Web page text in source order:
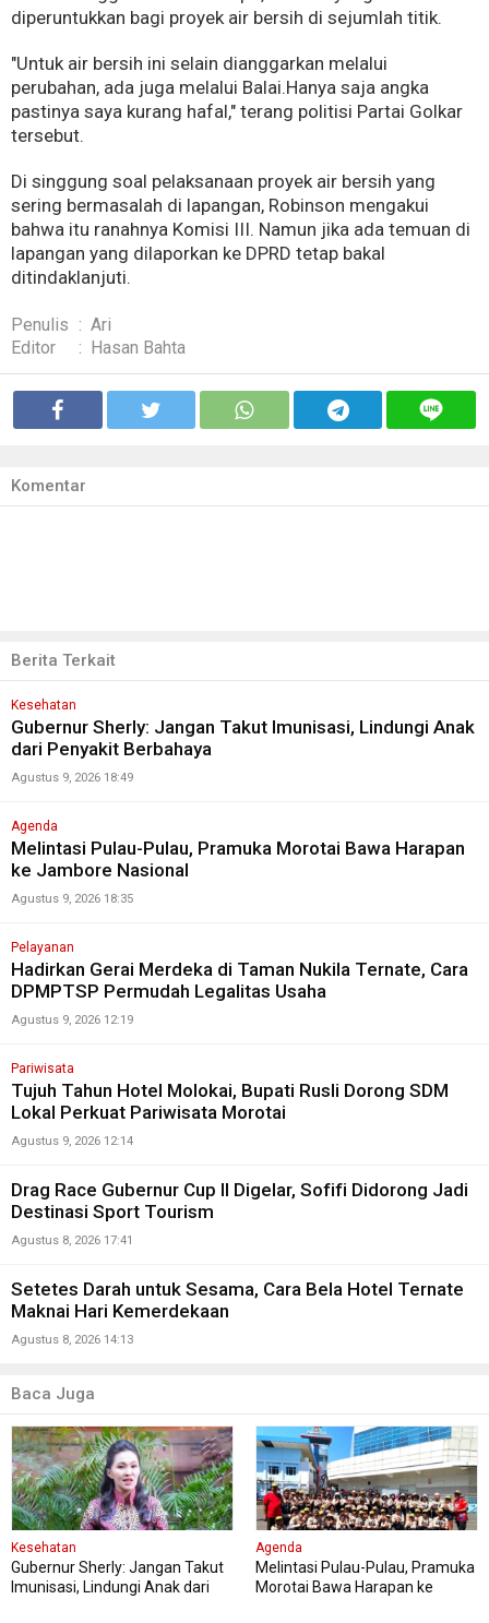
diperuntukkan bagi proyek air bersih di sejumlah titik.
"Untuk air bersih ini selain dianggarkan melalui
perubahan, ada juga melalui Balai.Hanya saja angka
pastinya saya kurang hafal," terang politisi Partai Golkar
tersebut.
Di singgung soal pelaksanaan proyek air bersih yang
sering bermasalah di lapangan, Robinson mengakui
bahwa itu ranahnya Komisi III. Namun jika ada temuan di
lapangan yang dilaporkan ke DPRD tetap bakal
ditindaklanjuti.
Penulis : Ari
Editor
: Hasan Bahta
Komentar
Berita Terkait
Kesehatan
Gubernur Sherly: Jangan Takut Imunisasi, Lindungi Anak
dari Penyakit Berbahaya
Agustus 9, 2026 18:49
Agenda
Melintasi Pulau-Pulau, Pramuka Morotai Bawa Harapan
ke Jambore Nasional
Agustus 9, 2026 18:35
Pelayanan
Hadirkan Gerai Merdeka di Taman Nukila Ternate, Cara
DPMPTSP Permudah Legalitas Usaha
Agustus 9, 2026 12:19
Pariwisata
Tujuh Tahun Hotel Molokai, Bupati Rusli Dorong SDM
Lokal Perkuat Pariwisata Morotai
Agustus 9, 2026 12:14
Drag Race Gubernur Cup II Digelar, Sofifi Didorong Jadi
Destinasi Sport Tourism
Agustus 8, 2026 17:41
Setetes Darah untuk Sesama, Cara Bela Hotel Ternate
Maknai Hari Kemerdekaan
Agustus 8, 2026 14:13
Baca Juga
Kesehatan
Gubernur Sherly: Jangan Takut
Imunisasi, Lindungi Anak dari
Agenda
Melintasi Pulau-Pulau, Pramuka
Morotai Bawa Harapan ke